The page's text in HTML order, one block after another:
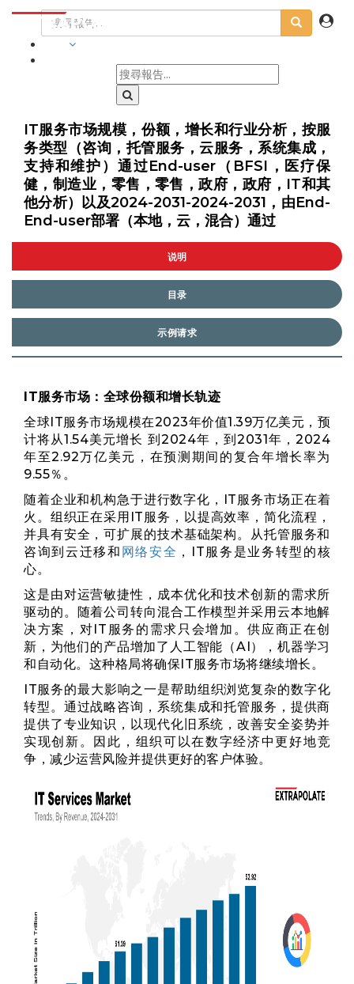
IT服务市场规模，份额，增长和行业分析，按服
务类型（咨询，托管服务，云服务，系统集成，
支持和维护）通过End-user（BFSI，医疗保
健，制造业，零售，零售，政府，政府，IT和其
他分析）以及2024-2031-2024-2031，由End-
End-user部署（本地，云，混合）通过
说明
目录
示例请求
IT服务市场：全球份额和增长轨迹
全球IT服务市场规模在2023年价值1.39万亿美元，预
计将从1.54美元增长 到2024年，到2031年，2024
年至2.92万亿美元，在预测期间的复合年增长率为
9.55％。
随着企业和机构急于进行数字化，IT服务市场正在着
火。组织正在采用IT服务，以提高效率，简化流程，
并具有安全，可扩展的技术基础架构。从托管服务和
咨询到云迁移和 网络安全 ，IT服务是业务转型的核
心。
这是由对运营敏捷性，成本优化和技术创新的需求所
驱动的。随着公司转向混合工作模型并采用云本地解
决方案，对IT服务的需求只会增加。供应商正在创
新，为他们的产品增加了人工智能（AI），机器学习
和自动化。这种格局将确保IT服务市场将继续增长。
IT服务的最大影响之一是帮助组织浏览复杂的数字化
转型。通过战略咨询，系统集成和托管服务，提供商
提供了专业知识，以现代化旧系统，改善安全姿势并
实现创新。因此，组织可以在数字经济中更好地竞
争，减少运营风险并提供更好的客户体验。